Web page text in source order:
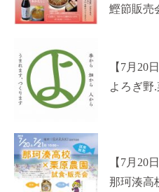
鰹節販売
【7月20
よろぎ野
【7月20
那珂湊高